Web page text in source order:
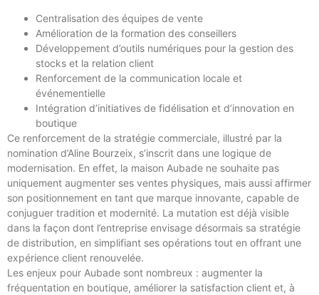
Centralisation des équipes de vente
Amélioration de la formation des conseillers
Développement d’outils numériques pour la gestion des
stocks et la relation client
Renforcement de la communication locale et
événementielle
Intégration d’initiatives de fidélisation et d’innovation en
boutique
Ce renforcement de la stratégie commerciale, illustré par la
nomination d’Aline Bourzeix, s’inscrit dans une logique de
modernisation. En effet, la maison Aubade ne souhaite pas
uniquement augmenter ses ventes physiques, mais aussi affirmer
son positionnement en tant que marque innovante, capable de
conjuguer tradition et modernité. La mutation est déjà visible
dans la façon dont l’entreprise envisage désormais sa stratégie
de distribution, en simplifiant ses opérations tout en offrant une
expérience client renouvelée.
Les enjeux pour Aubade sont nombreux : augmenter la
fréquentation en boutique, améliorer la satisfaction client et, à